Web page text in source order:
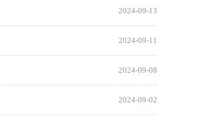
2024-09-13
2024-09-11
2024-09-08
2024-09-02